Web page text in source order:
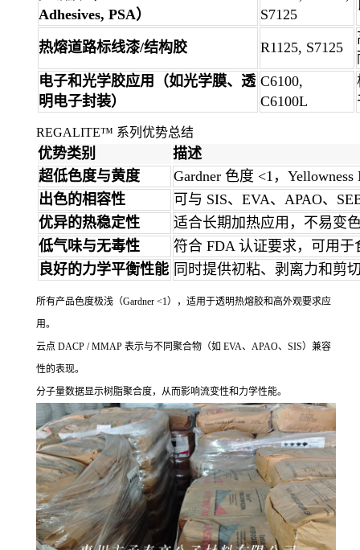
Adhesives, PSA）
S7125
热熔道路标线漆/结构胶 R1125, S7125
电子和光学胶应用（如光学膜、透
明电子封装）
C6100,
C6100L
REGALITE™ 系列优势总结
优势类别
描述
超低色度与黄度
Gardner 色度 <1，
出色的相容性
可与 SIS、EVA、APAO、
优异的热稳定性
适合长期加热应用，不易变
低气味与无毒性
符合 FDA 认证要求，可用
良好的力学平衡性能 同时提供初粘、剥离力和剪
所有产品色度极浅（Gardner <1），适用于透明热熔胶和高外观要求应
用。
云点 DACP / MMAP 表示与不同聚合物（如 EVA、APAO、SIS）兼容
性的表现。
分子量数据显示树脂聚合度，从而影响流变性和力学性能。